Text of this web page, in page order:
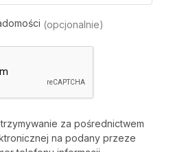
(opcjonalnie)
za pośrednictwem
na podany przeze